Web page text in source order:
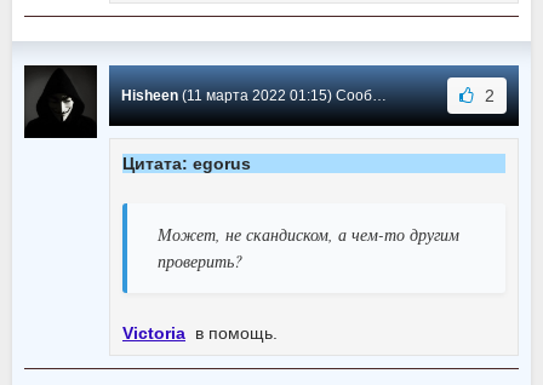
Hisheen(11 марта 2022 01:15) Сообщение #494 2
Цитата: egorus
Может, не скандиском, а чем-то другим
проверить?
Victoria в помощь.